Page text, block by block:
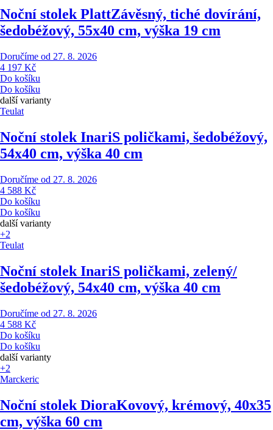
Noční stolek PlattZávěsný, tiché dovírání,
šedobéžový, 55x40 cm, výška 19 cm
Doručíme od 27. 8. 2026
4 197 Kč
Do košíku
Do košíku
další varianty
Teulat
Noční stolek InariS poličkami, šedobéžový,
54x40 cm, výška 40 cm
Doručíme od 27. 8. 2026
4 588 Kč
Do košíku
Do košíku
další varianty
+2
Teulat
Noční stolek InariS poličkami, zelený/
šedobéžový, 54x40 cm, výška 40 cm
Doručíme od 27. 8. 2026
4 588 Kč
Do košíku
Do košíku
další varianty
+2
Marckeric
Noční stolek DioraKovový, krémový, 40x35
cm, výška 60 cm